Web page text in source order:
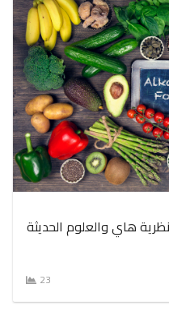
هاي والعلوم الحديثة
23